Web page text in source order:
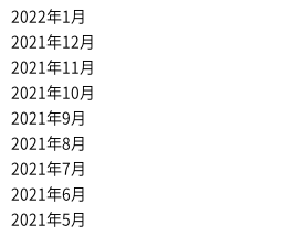
2022年1月
2021年12月
2021年11月
2021年10月
2021年9月
2021年8月
2021年7月
2021年6月
2021年5月